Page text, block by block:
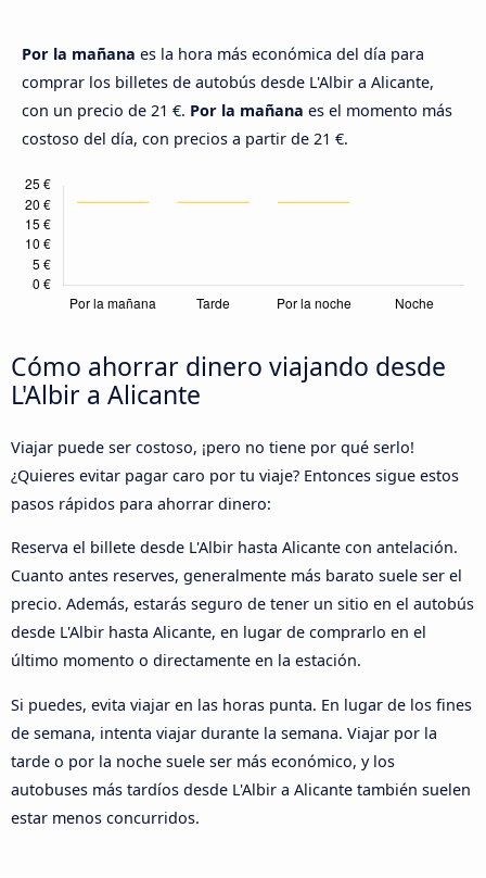
Por la mañana es la hora más económica del día para
comprar los billetes de autobús desde L'Albir a Alicante,
con un precio de 21 €. Por la mañana es el momento más
costoso del día, con precios a partir de 21 €.
Cómo ahorrar dinero viajando desde
L'Albir a Alicante
Viajar puede ser costoso, ¡pero no tiene por qué serlo!
¿Quieres evitar pagar caro por tu viaje? Entonces sigue estos
pasos rápidos para ahorrar dinero:
Reserva el billete desde L'Albir hasta Alicante con antelación.
Cuanto antes reserves, generalmente más barato suele ser el
precio. Además, estarás seguro de tener un sitio en el autobús
desde L'Albir hasta Alicante, en lugar de comprarlo en el
último momento o directamente en la estación.
Si puedes, evita viajar en las horas punta. En lugar de los fines
de semana, intenta viajar durante la semana. Viajar por la
tarde o por la noche suele ser más económico, y los
autobuses más tardíos desde L'Albir a Alicante también suelen
estar menos concurridos.